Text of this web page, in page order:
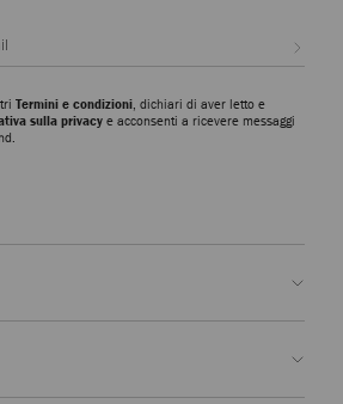
Termini e condizioni, dichiari di aver letto e
sulla privacye acconsenti a ricevere messaggi